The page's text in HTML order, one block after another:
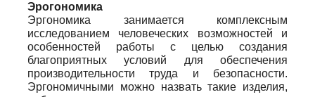
Эрогономика
Эргономика занимается комплексным
исследованием человеческих возможностей и
особенностей работы с целью создания
благоприятных условий для обеспечения
производительности труда и безопасности.
Эргономичными можно назвать такие изделия,